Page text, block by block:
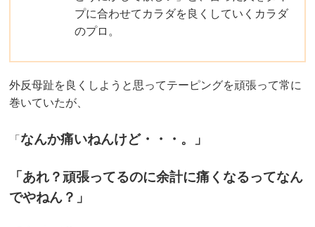
プに合わせてカラダを良くしていくカラダ
のプロ。
外反母趾を良くしようと思ってテーピングを頑張って常に
巻いていたが、
「なんか痛いねんけど・・・。」
「あれ？頑張ってるのに余計に痛くなるってなん
でやねん？」